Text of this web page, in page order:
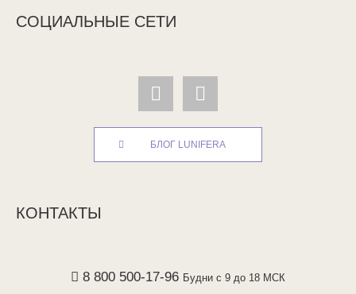
СОЦИАЛЬНЫЕ СЕТИ
БЛОГ LUNIFERA
КОНТАКТЫ
8 800 500-17-96 Будни с 9 до 18 МСК